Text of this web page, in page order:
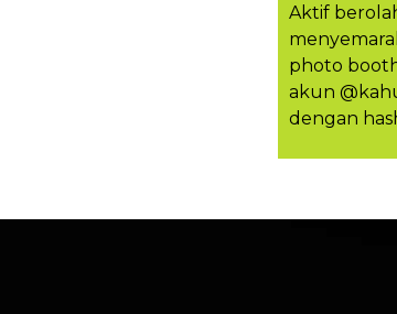
Aktif
photo
akun
dengan